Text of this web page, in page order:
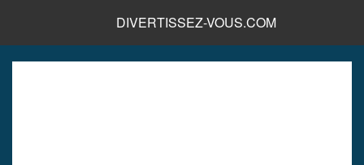
DIVERTISSEZ-VOUS.COM